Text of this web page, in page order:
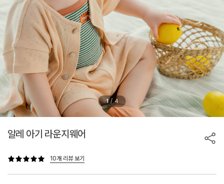
1 / 4
알레 아기 라운지웨어
10개 리뷰 보기